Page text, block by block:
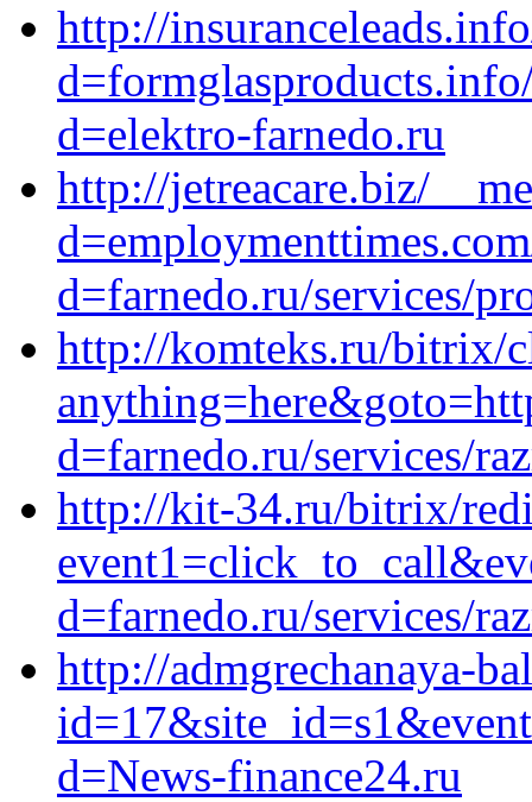
http://
d=elektro-farnedo.ru
http://jetreacare.biz/
d=farnedo.ru/services/
http://komteks.ru/bitrix/
d=farnedo.ru/services/
http://kit-34.ru/bitrix/
d=farnedo.ru/services/
http://admgrechanaya-
d=News-finance24.ru